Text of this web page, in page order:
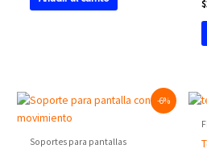
$
-6%
Soportes para pantallas
Original
price
was:
Current
price
$271.50.